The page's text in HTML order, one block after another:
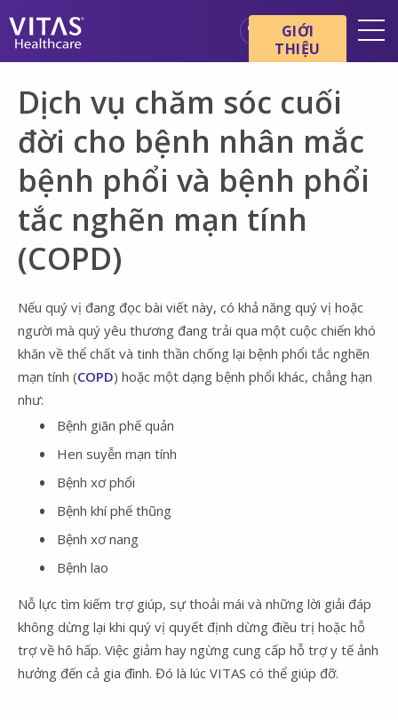
Cơ bản về chăm sóc cuối đời
Dịch vụ
Chuyên gia chăm sóc sức
khỏe
Gia đình và người chăm sóc
GIỚI
THIỆU
Dịch vụ chăm sóc cuối
đời cho bệnh nhân mắc
bệnh phổi và bệnh phổi
tắc nghẽn mạn tính
(COPD)
Nếu quý vị đang đọc bài viết này, có khả năng quý vị hoặc
người mà quý yêu thương đang trải qua một cuộc chiến khó
khăn về thể chất và tinh thần chống lại bệnh phổi tắc nghẽn
mạn tính (COPD) hoặc một dạng bệnh phổi khác, chẳng hạn
như:
Bệnh giãn phế quản
Hen suyễn mạn tính
Bệnh xơ phổi
Bệnh khí phế thũng
Bệnh xơ nang
Bệnh lao
Nỗ lực tìm kiếm trợ giúp, sự thoải mái và những lời giải đáp
không dừng lại khi quý vị quyết định dừng điều trị hoặc hỗ
trợ về hô hấp. Việc giảm hay ngừng cung cấp hỗ trợ y tế ảnh
hưởng đến cả gia đình. Đó là lúc VITAS có thể giúp đỡ.